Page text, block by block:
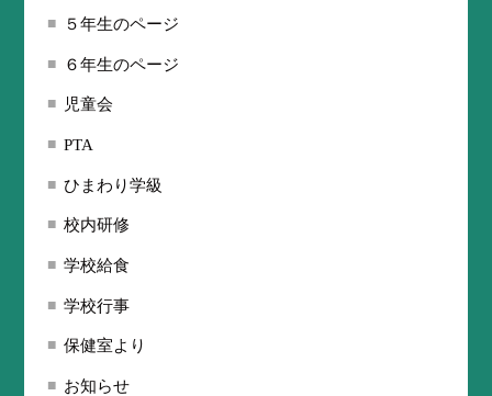
５年生のページ
６年生のページ
児童会
PTA
ひまわり学級
校内研修
学校給食
学校行事
保健室より
お知らせ